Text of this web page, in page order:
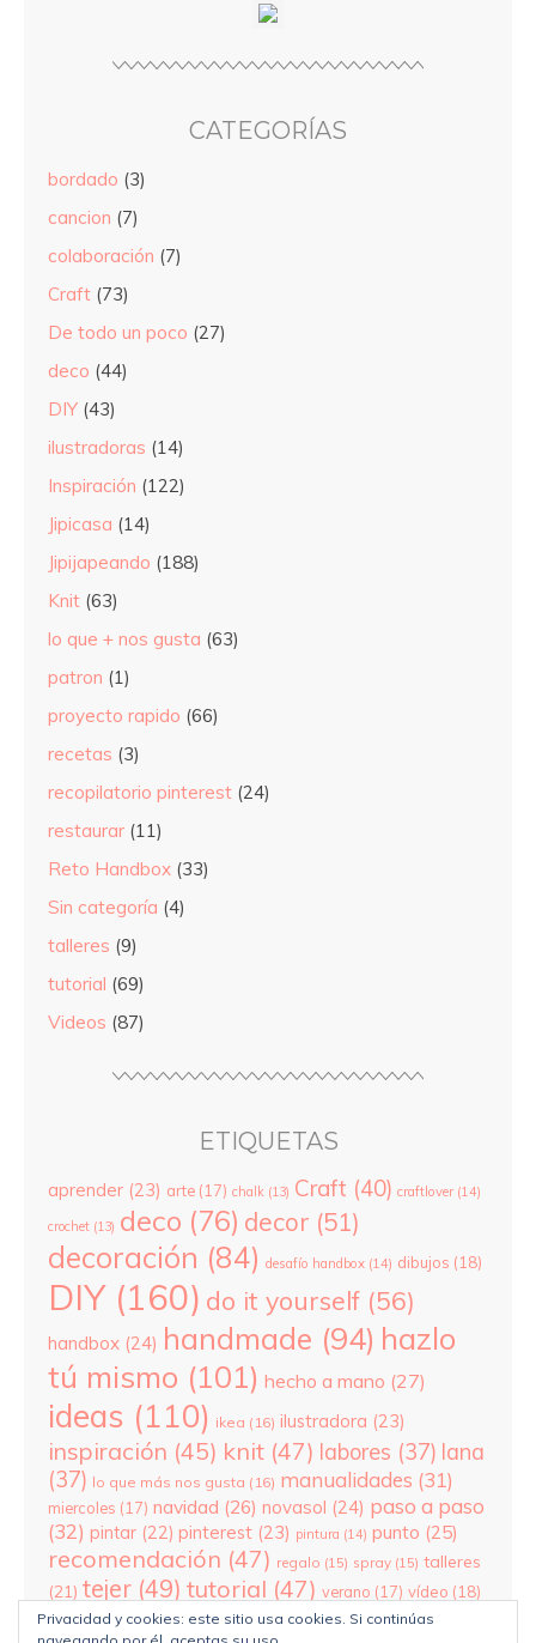
CATEGORÍAS
bordado (3)
cancion (7)
colaboración (7)
Craft (73)
De todo un poco (27)
deco (44)
DIY (43)
ilustradoras (14)
Inspiración (122)
Jipicasa (14)
Jipijapeando (188)
Knit (63)
lo que + nos gusta (63)
patron (1)
proyecto rapido (66)
recetas (3)
recopilatorio pinterest (24)
restaurar (11)
Reto Handbox (33)
Sin categoría (4)
talleres (9)
tutorial (69)
Videos (87)
ETIQUETAS
aprender (23) arte (17) chalk (13) Craft (40) craftlover (14)
crochet (13) deco (76) decor (51)
decoración (84) desafío handbox (14) dibujos (18)
DIY(160) do it yourself (56)
handbox (24) handmade (94) hazlo
tú mismo (101) hecho a mano (27)
ideas (110) ikea (16) ilustradora (23)
inspiración (45) knit (47) labores (37) lana
(37) lo que más nos gusta (16) manualidades (31)
miercoles (17) navidad (26) novasol (24) paso a paso
(32) pintar (22) pinterest (23) pintura (14) punto (25)
recomendación (47) regalo (15) spray (15) talleres
(21) tejer (49) tutorial (47) verano (17) vídeo (18)
wool(30) xmas(17) yo soy de handbox(25)
Privacidad y cookies: este sitio usa cookies. Si continúas